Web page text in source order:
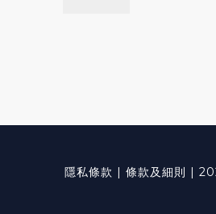
隱私條款 | 條款及細則 |